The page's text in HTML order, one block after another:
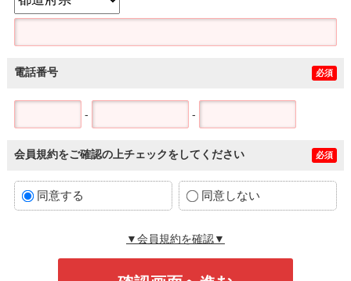
電話番号 必須
- -
会員規約をご確認の上チェックをしてください 必須
同意する 同意しない
▼会員規約を確認▼